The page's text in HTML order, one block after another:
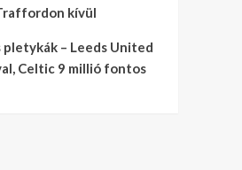
kívül
– Leeds United
Celtic 9 millió fontos